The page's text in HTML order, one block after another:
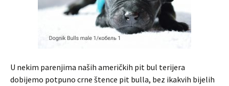
U nekim parenjima naših američkih pit bul terijera
dobijemo potpuno crne štence pit bulla, bez ikakvih bijelih